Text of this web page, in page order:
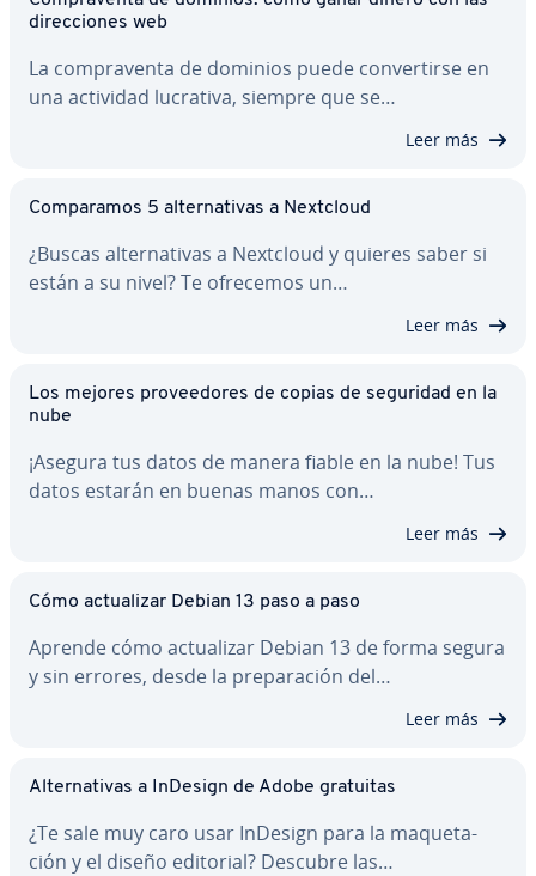
di­re­c­cio­nes web
La co­m­pra­ve­n­ta de dominios puede co­n­ve­r­ti­r­se en
una actividad lucrativa, siempre que se…
Leer más
Co­m­pa­ra­mos 5 al­te­r­na­ti­vas a Nextcloud
¿Buscas al­te­r­na­ti­vas a Nextcloud y quieres saber si
están a su nivel? Te ofrecemos un…
Leer más
Los mejores pro­vee­do­res de copias de seguridad en la
nube
¡Asegura tus datos de manera fiable en la nube! Tus
datos estarán en buenas manos con…
Leer más
Cómo ac­tua­li­zar Debian 13 paso a paso
Aprende cómo ac­tua­li­zar Debian 13 de forma segura
y sin errores, desde la pre­pa­ra­ción del…
Leer más
Al­te­r­na­ti­vas a InDesign de Adobe gratuitas
¿Te sale muy caro usar InDesign para la ma­que­ta­
ción y el diseño editorial? Descubre las…